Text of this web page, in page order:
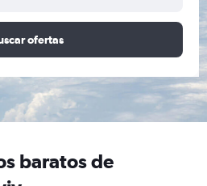
ofertas
baratos de